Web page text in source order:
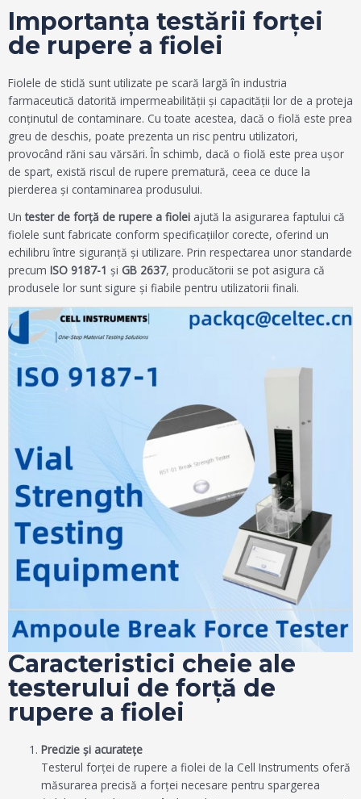
Importanța testării forței
de rupere a fiolei
Fiolele de sticlă sunt utilizate pe scară largă în industria
farmaceutică datorită impermeabilității și capacității lor de a proteja
conținutul de contaminare. Cu toate acestea, dacă o fiolă este prea
greu de deschis, poate prezenta un risc pentru utilizatori,
provocând răni sau vărsări. În schimb, dacă o fiolă este prea ușor
de spart, există riscul de rupere prematură, ceea ce duce la
pierderea și contaminarea produsului.
Untester de forță de rupere a fiolei ajută la asigurarea faptului că
fiolele sunt fabricate conform specificațiilor corecte, oferind un
echilibru între siguranță și utilizare. Prin respectarea unor standarde
precum ISO 9187-1 şi GB 2637, producătorii se pot asigura că
produsele lor sunt sigure și fiabile pentru utilizatorii finali.
Caracteristici cheie ale
testerului de forță de
rupere a fiolei
Precizie și acuratețe
Testerul forței de rupere a fiolei de la Cell Instruments oferă
măsurarea precisă a forței necesare pentru spargerea